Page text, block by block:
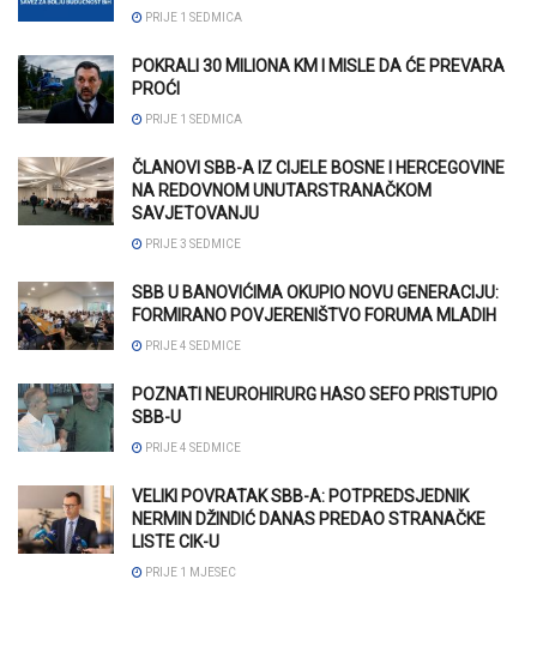
PRIJE 1 SEDMICA
POKRALI 30 MILIONA KM I MISLE DA ĆE PREVARA
PROĆI
PRIJE 1 SEDMICA
ČLANOVI SBB-A IZ CIJELE BOSNE I HERCEGOVINE
NA REDOVNOM UNUTARSTRANAČKOM
SAVJETOVANJU
PRIJE 3 SEDMICE
SBB U BANOVIĆIMA OKUPIO NOVU GENERACIJU:
FORMIRANO POVJERENIŠTVO FORUMA MLADIH
PRIJE 4 SEDMICE
POZNATI NEUROHIRURG HASO SEFO PRISTUPIO
SBB-U
PRIJE 4 SEDMICE
VELIKI POVRATAK SBB-A: POTPREDSJEDNIK
NERMIN DŽINDIĆ DANAS PREDAO STRANAČKE
LISTE CIK-U
PRIJE 1 MJESEC